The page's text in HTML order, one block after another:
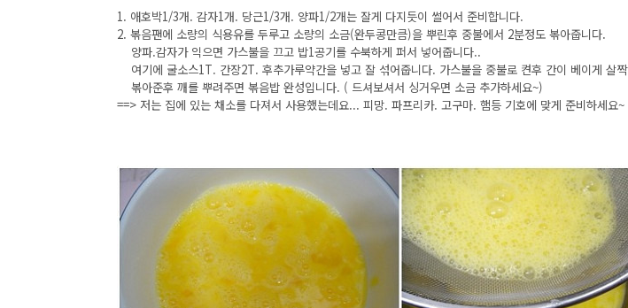
1. 애호박1/3개. 감자1개. 당근1/3개. 양파1/2개는 잘게 다지듯이 썰어서 준비합니다.
2. 볶음팬에 소량의 식용유를 두루고 소량의 소금(완두콩만큼)을 뿌린후 중불에서 2분정도 볶아줍니다.
양파.감자가 익으면 가스불을 끄고 밥1공기를 수북하게 퍼서 넣어줍니다..
여기에 굴소스1T. 간장2T. 후추가루약간을 넣고 잘 섞어줍니다. 가스불을 중불로 켠후 간이 베이게 살짝
볶아준후 깨를 뿌려주면 볶음밥 완성입니다. ( 드셔보셔서 싱거우면 소금 추가하세요~)
==> 저는 집에 있는 채소를 다져서 사용했는데요... 피망. 파프리카. 고구마. 햄등 기호에 맞게 준비하세요~